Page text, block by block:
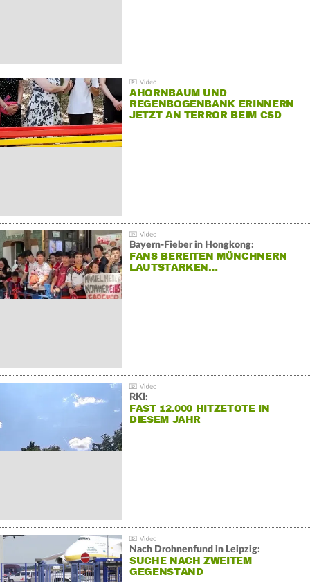
AHORNBAUM UND
REGENBOGENBANK ERINNERN
JETZT AN TERROR BEIM CSD
Bayern-Fieber in Hongkong:
FANS BEREITEN MÜNCHNERN
LAUTSTARKEN…
RKI:
FAST 12.000 HITZETOTE IN
DIESEM JAHR
Nach Drohnenfund in Leipzig:
SUCHE NACH ZWEITEM
GEGENSTAND